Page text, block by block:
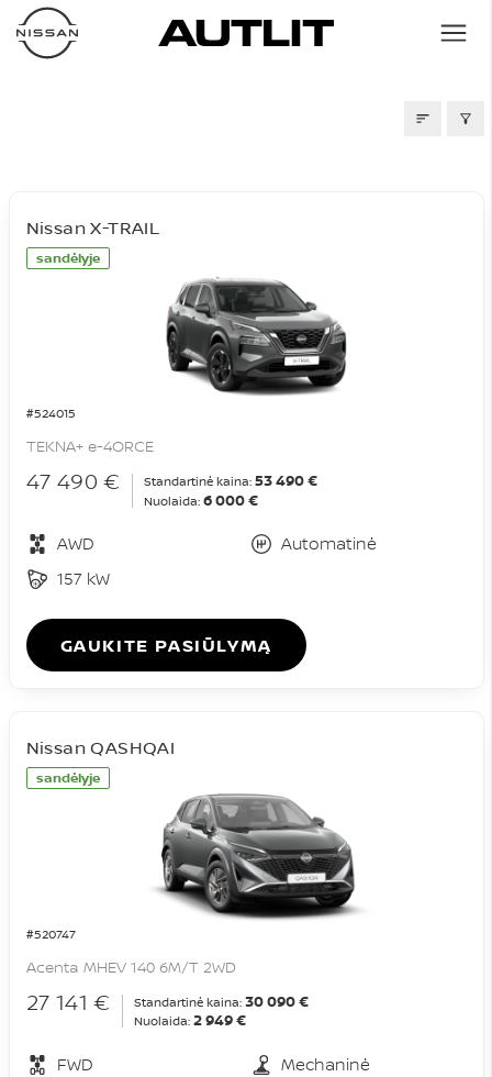
sandėlyje
#524015
Nissan X-TRAIL
TEKNA+ e-4ORCE
47 490 € Standartinė kaina: 53 490 €
Nuolaida: 6 000 €
AWD
Automatinė
157 kW
GAUKITE PASIŪLYMĄ
sandėlyje
#520747
Nissan QASHQAI
Acenta MHEV 140 6M/T 2WD
27 141 € Standartinė kaina: 30 090 €
Nuolaida: 2 949 €
FWD
Mechaninė